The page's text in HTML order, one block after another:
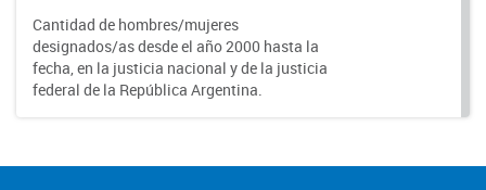
Cantidad de hombres/mujeres
designados/as desde el año 2000 hasta la
fecha, en la justicia nacional y de la justicia
federal de la República Argentina.